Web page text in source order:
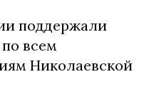
поддержали
всем
Николаевской